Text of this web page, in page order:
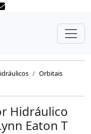
Orbitais
Hidráulico
Eaton T